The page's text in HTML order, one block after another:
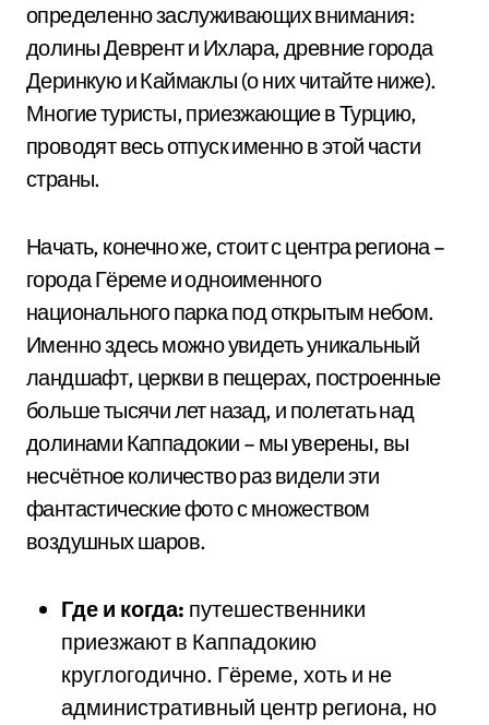
определенно заслуживающих внимания:
долины Деврент и Ихлара, древние города
Деринкую и Каймаклы (о них читайте ниже).
Многие туристы, приезжающие в Турцию,
проводят весь отпуск именно в этой части
страны.
Начать, конечно же, стоит с центра региона –
города Гёреме и одноименного
национального парка под открытым небом.
Именно здесь можно увидеть уникальный
ландшафт, церкви в пещерах, построенные
больше тысячи лет назад, и полетать над
долинами Каппадокии – мы уверены, вы
несчётное количество раз видели эти
фантастические фото с множеством
воздушных шаров.
Где и когда: путешественники
приезжают в Каппадокию
круглогодично. Гёреме, хоть и не
административный центр региона, но